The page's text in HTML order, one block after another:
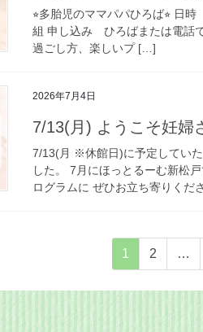
⭐︎多胎児のママパパひろば⭐︎
組 申し込み ひろばまたは電話
過ごし方、楽しいプ […]
2026年7月4日
7/13(月) ようこそ妊婦
7/13(月 ※休館日)に予定してい
した。 7月にほっとるーむ新松
ログラムに ぜひお立ち寄りく
固
定
ペ
1
固
定
ペ
2 …